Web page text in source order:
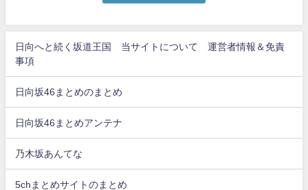
日向へと続く坂道王国 当サイトについて 運営者情報＆免責
事項
日向坂46まとめのまとめ
日向坂46まとめアンテナ
乃木坂あんてな
5chまとめサイトのまとめ